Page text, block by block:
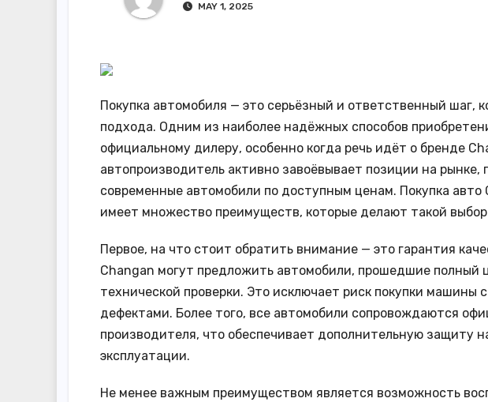
MAY 1, 2025
Покупка автомобиля — это серьёзный и ответственный шаг,
подхода. Одним из наиболее надёжных способов
официальному дилеру, особенно когда речь идёт о бренде
автопроизводитель активно завоёвывает позиции на рынке,
современные автомобили по доступным ценам. Покупка авто
имеет множество преимуществ, которые делают такой
Первое, на что стоит обратить внимание — это гарантия
Changan могут предложить автомобили, прошедшие полный
технической проверки. Это исключает риск покупки машины
дефектами. Более того, все автомобили сопровождаются
производителя, что обеспечивает дополнительную защиту
эксплуатации.
Не менее важным преимуществом является возможность